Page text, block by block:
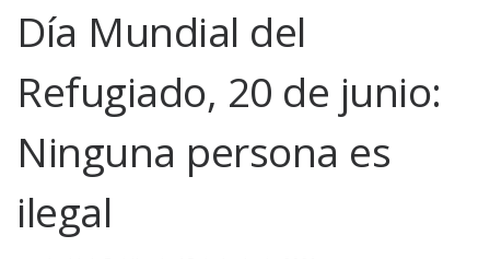
Día Mundial del
Refugiado, 20 de junio:
Ninguna persona es
ilegal